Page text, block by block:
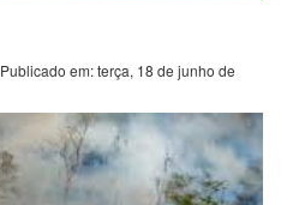
Publicado em: terça, 18 de junho de